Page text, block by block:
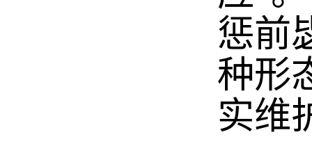
惩前
种形
实维